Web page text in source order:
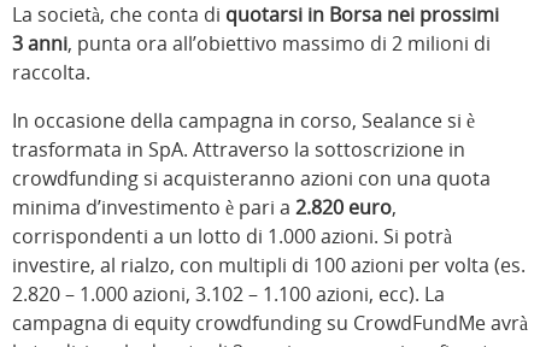
La società, che conta di quotarsi in Borsa nei prossimi
3 anni, punta ora all’obiettivo massimo di 2 milioni di
raccolta.
In occasione della campagna in corso, Sealance si è
trasformata in SpA. Attraverso la sottoscrizione in
crowdfunding si acquisteranno azioni con una quota
minima d’investimento è pari a 2.820 euro,
corrispondenti a un lotto di 1.000 azioni. Si potrà
investire, al rialzo, con multipli di 100 azioni per volta (es.
2.820 – 1.000 azioni, 3.102 – 1.100 azioni, ecc). La
campagna di equity crowdfunding su CrowdFundMe avrà